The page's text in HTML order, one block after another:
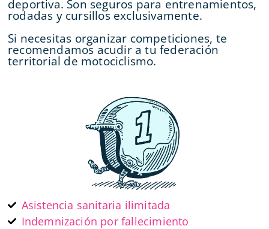
deportiva. Son seguros para entrenamientos,
rodadas y cursillos exclusivamente.
Si necesitas organizar competiciones, te
recomendamos acudir a tu federación
territorial de motociclismo.
Asistencia sanitaria ilimitada
Indemnización por fallecimiento